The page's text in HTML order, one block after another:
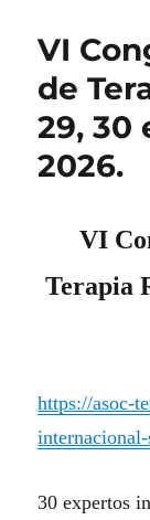
VI
de
29, 30
2026.
VI
Terapia
https://asoc-
30 expertos